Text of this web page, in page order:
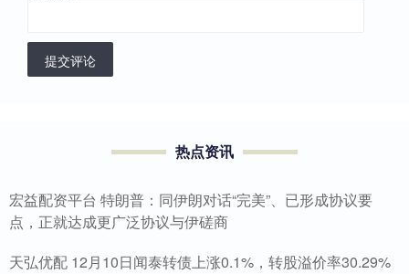
提交评论
热点资讯
宏益配资平台 特朗普：同伊朗对话“完美”、已形成协议要
点，正就达成更广泛协议与伊磋商
天弘优配 12月10日闻泰转债上涨0.1%，转股溢价率30.29%